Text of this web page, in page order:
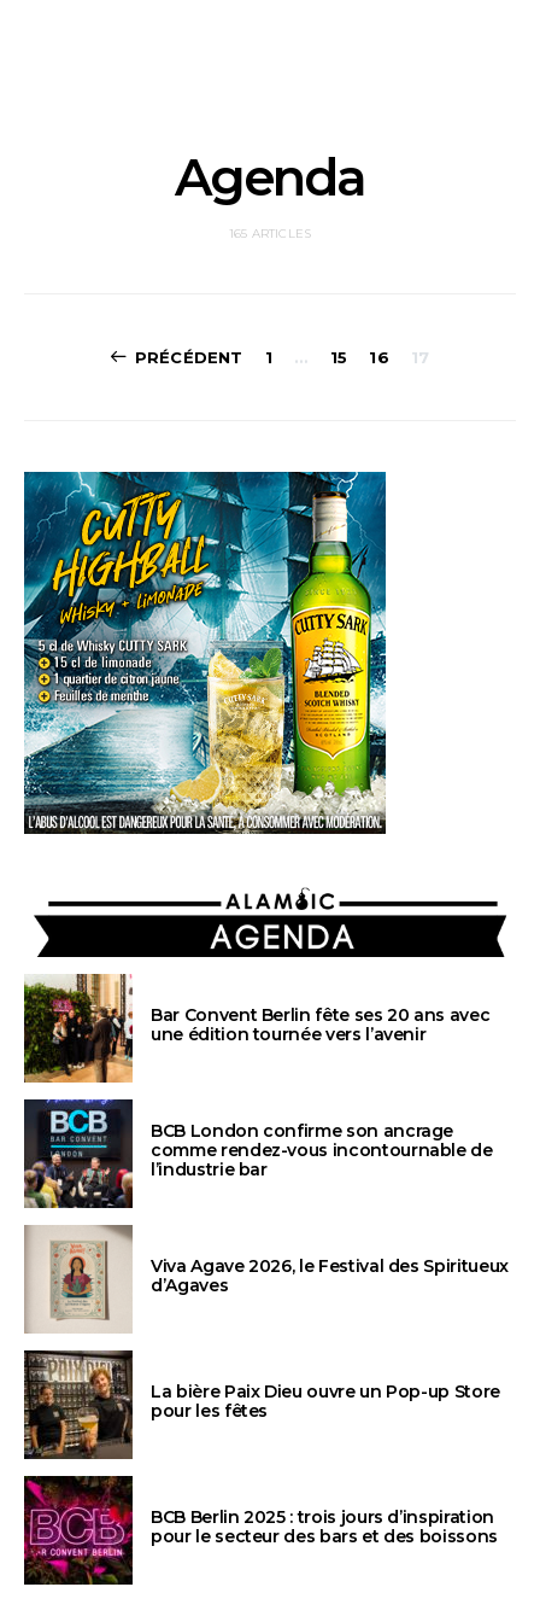
Agenda
165 ARTICLES
Navigation
PRÉCÉDENT 1 … 15 16 17
AGENDA
Bar Convent Berlin fête ses 20 ans avec
une édition tournée vers l’avenir
BCB London confirme son ancrage
comme rendez-vous incontournable de
l’industrie bar
Viva Agave 2026, le Festival des Spiritueux
d’Agaves
La bière Paix Dieu ouvre un Pop-up Store
pour les fêtes
BCB Berlin 2025 : trois jours d’inspiration
pour le secteur des bars et des boissons